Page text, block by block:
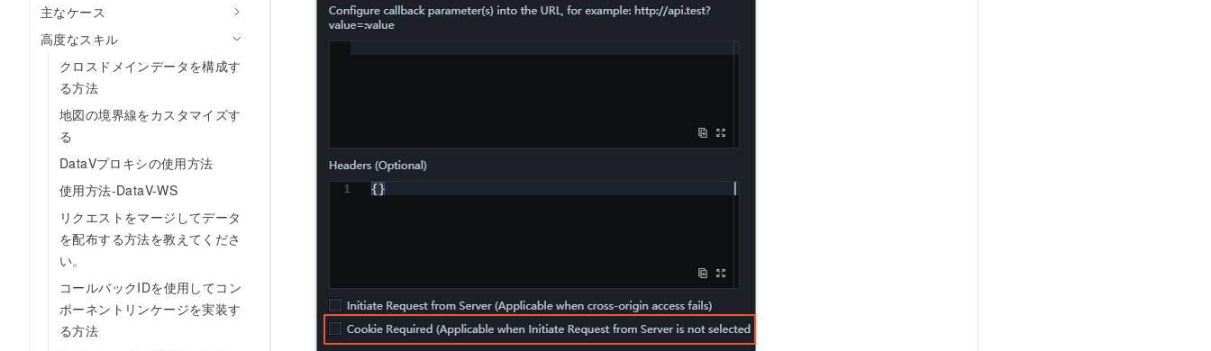
主なケース
高度なスキル
クロスドメインデータを構成す
る方法
地図の境界線をカスタマイズす
る
DataVプロキシの使用方法
使用方法-DataV-WS
リクエストをマージしてデータ
を配布する方法を教えてくださ
い。
コールバックIDを使用してコン
ポーネントリンケージを実装す
る方法